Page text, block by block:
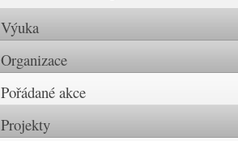
Výuka
Organizace
Pořádané akce
Projekty